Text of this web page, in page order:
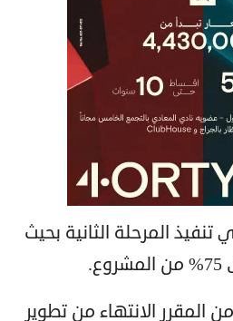
المرحلة الثانية بحيث
المقرر الانتهاء من تطوير